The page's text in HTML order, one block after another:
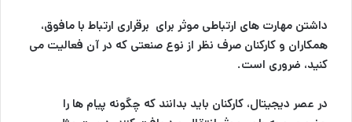
داشتن مهارت های ارتباطی موثر برای برقراری ارتباط با مافوق،
همکاران و کارکنان صرف نظر از نوع صنعتی که در آن فعالیت می
کنید، ضروری است.
در عصر دیجیتال، کارکنان باید بدانند که چگونه پیام ها را